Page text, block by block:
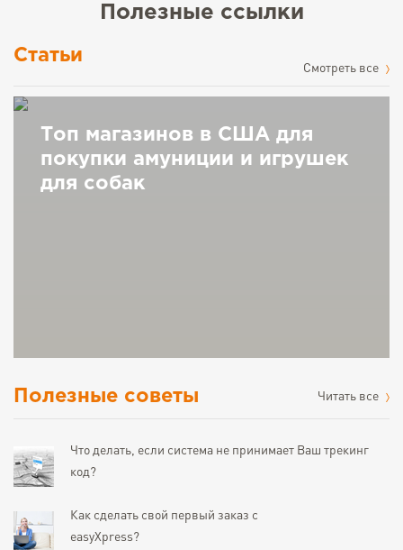
Полезные ссылки
Статьи
Cмотреть все
Топ магазинов в США для
покупки амуниции и игрушек
для собак
Полезные советы Читать все
Что делать, если система не принимает Ваш трекинг
код?
Как сделать свой первый заказ с
easyXpress?